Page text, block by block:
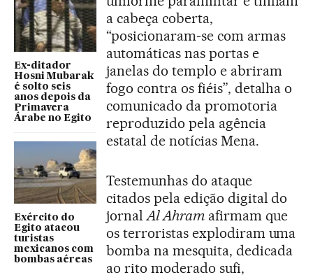
Ex-ditador
Hosni Mubarak
é solto seis
anos depois da
Primavera
Árabe no Egito
Exército do
Egito atacou
turistas
mexicanos com
bombas aéreas
a cabeça coberta,
“posicionaram-se com armas
automáticas nas portas e
janelas do templo e abriram
fogo contra os fiéis”, detalha o
comunicado da promotoria
reproduzido pela agência
estatal de notícias Mena.
Testemunhas do ataque
citados pela edição digital do
jornalAl Ahramafirmam que
os terroristas explodiram uma
bomba na mesquita, dedicada
ao rito moderado sufi,